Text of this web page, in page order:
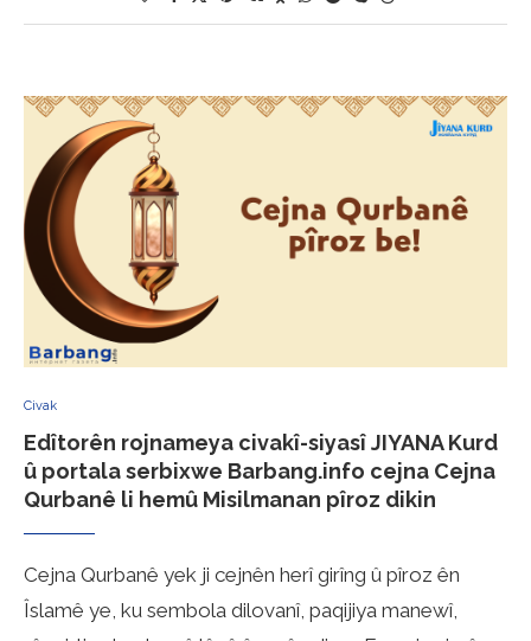
Civak
Edîtorên rojnameya civakî-siyasî JIYANA Kurd
û portala serbixwe Barbang.info cejna Cejna
Qurbanê li hemû Misilmanan pîroz dikin
Cejna Qurbanê yek ji cejnên herî girîng û pîroz ên
Îslamê ye, ku sembola dilovanî, paqijiya manewî,